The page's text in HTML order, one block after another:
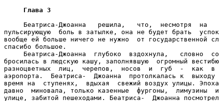
Глава 3
Беатриса-Джоанна   решила,   что,  несмотря  на
пульсирующую  боль в затылке, она не будет брать
вообще ей больше ничего не нужно  от государственной
спасибо большое.
Беатриса-Джоанна  глубоко  вздохнула,   словно
бросилась в людскую кашу, заполнявшую  огромный
разноцветных  лиц,  черепов,  носов  и  губ  -  как  в
аэропорта.  Беатриса-  Джоанна  протолкалась к  выходу
время на  ступенях,  вдыхая  свежий воздух улицы.
давно  миновала, только казенные  фургоны,  лимузины
улице, забитой пешеходами. Беатриса-  Джоанна